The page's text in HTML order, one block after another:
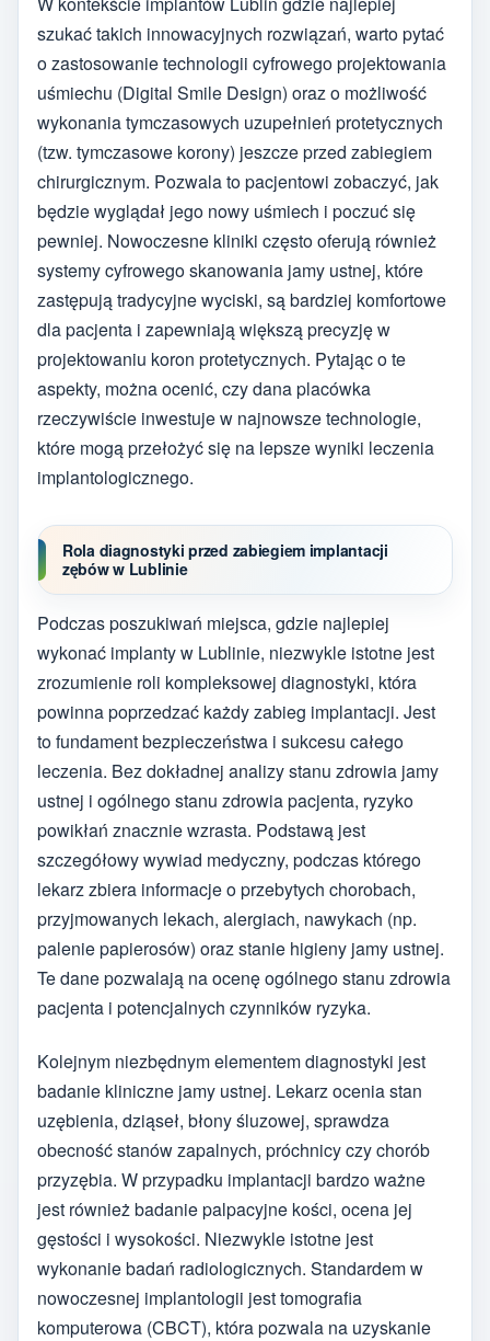
szukać takich innowacyjnych rozwiązań, warto pytać
o zastosowanie technologii cyfrowego projektowania
uśmiechu (Digital Smile Design) oraz o możliwość
wykonania tymczasowych uzupełnień protetycznych
(tzw. tymczasowe korony) jeszcze przed zabiegiem
chirurgicznym. Pozwala to pacjentowi zobaczyć, jak
będzie wyglądał jego nowy uśmiech i poczuć się
pewniej. Nowoczesne kliniki często oferują również
systemy cyfrowego skanowania jamy ustnej, które
zastępują tradycyjne wyciski, są bardziej komfortowe
dla pacjenta i zapewniają większą precyzję w
projektowaniu koron protetycznych. Pytając o te
aspekty, można ocenić, czy dana placówka
rzeczywiście inwestuje w najnowsze technologie,
które mogą przełożyć się na lepsze wyniki leczenia
implantologicznego.
Rola diagnostyki przed zabiegiem implantacji
zębów w Lublinie
Podczas poszukiwań miejsca, gdzie najlepiej
wykonać implanty w Lublinie, niezwykle istotne jest
zrozumienie roli kompleksowej diagnostyki, która
powinna poprzedzać każdy zabieg implantacji. Jest
to fundament bezpieczeństwa i sukcesu całego
leczenia. Bez dokładnej analizy stanu zdrowia jamy
ustnej i ogólnego stanu zdrowia pacjenta, ryzyko
powikłań znacznie wzrasta. Podstawą jest
szczegółowy wywiad medyczny, podczas którego
lekarz zbiera informacje o przebytych chorobach,
przyjmowanych lekach, alergiach, nawykach (np.
palenie papierosów) oraz stanie higieny jamy ustnej.
Te dane pozwalają na ocenę ogólnego stanu zdrowia
pacjenta i potencjalnych czynników ryzyka.
Kolejnym niezbędnym elementem diagnostyki jest
badanie kliniczne jamy ustnej. Lekarz ocenia stan
uzębienia, dziąseł, błony śluzowej, sprawdza
obecność stanów zapalnych, próchnicy czy chorób
przyzębia. W przypadku implantacji bardzo ważne
jest również badanie palpacyjne kości, ocena jej
gęstości i wysokości. Niezwykle istotne jest
wykonanie badań radiologicznych. Standardem w
nowoczesnej implantologii jest tomografia
komputerowa (CBCT), która pozwala na uzyskanie